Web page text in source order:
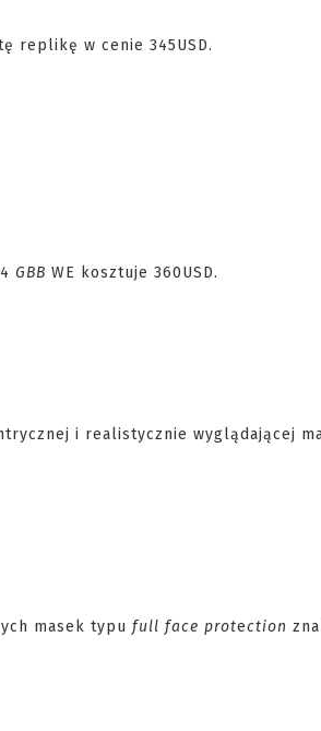
replikę w cenie 345USD.
GBB WE kosztuje 360USD.
i realistycznie wyglądającej
masek typu full face protection